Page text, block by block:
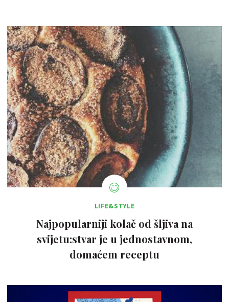
LIFE&STYLE
Najpopularniji kolač od šljiva na
svijetu:stvar je u jednostavnom,
domaćem receptu